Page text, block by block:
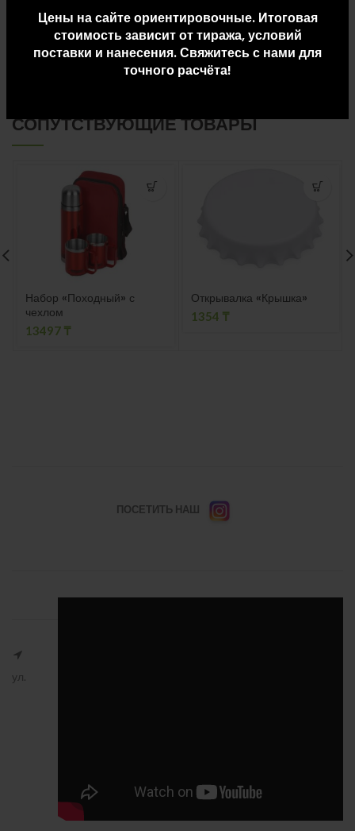
Цены на сайте ориентировочные. Итоговая
стоимость зависит от тиража, условий
поставки и нанесения. Свяжитесь с нами для
точного расчёта!
ДОПОЛНИТЕЛЬНАЯ ИНФОРМАЦИЯ
ДОСТАВКА И ОПЛАТА
СОПУТСТВУЮЩИЕ ТОВАРЫ
Набор «Походный» с
чехлом
13497 ₸
Открывалка «Крышка»
1354 ₸
ПОСЕТИТЬ НАШ
ул.